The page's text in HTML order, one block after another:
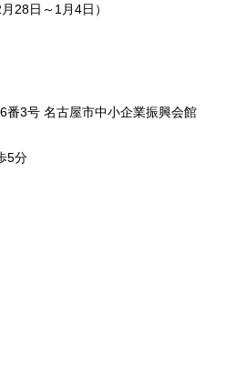
28日～1月4日）
番3号 名古屋市中小企業振興会館
5分